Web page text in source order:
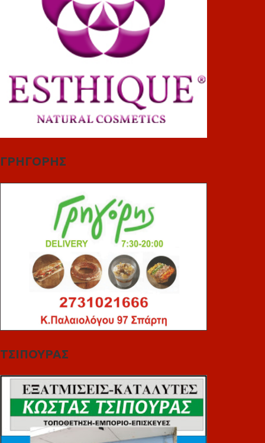
ΓΡΗΓΟΡΗΣ
ΤΣΙΠΟΥΡΑΣ